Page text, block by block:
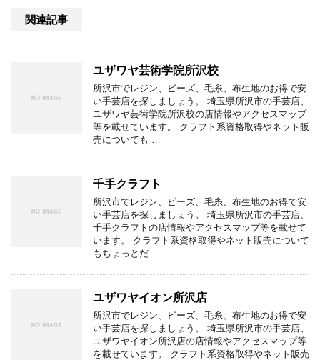
関連記事
ユザワヤ芸術学院所沢校
所沢市でレジン、ビーズ、毛糸、布生地のお得で安
い手芸店を探しましょう。 埼玉県所沢市の手芸店、
ユザワヤ芸術学院所沢校の店情報やアクセスマップ
等を載せています。 クラフト系資格取得やネット販
売についても …
千手クラフト
所沢市でレジン、ビーズ、毛糸、布生地のお得で安
い手芸店を探しましょう。 埼玉県所沢市の手芸店、
千手クラフトの店情報やアクセスマップ等を載せて
います。 クラフト系資格取得やネット販売について
もちょっとだ …
ユザワヤイオン所沢店
所沢市でレジン、ビーズ、毛糸、布生地のお得で安
い手芸店を探しましょう。 埼玉県所沢市の手芸店、
ユザワヤイオン所沢店の店情報やアクセスマップ等
を載せています。 クラフト系資格取得やネット販売